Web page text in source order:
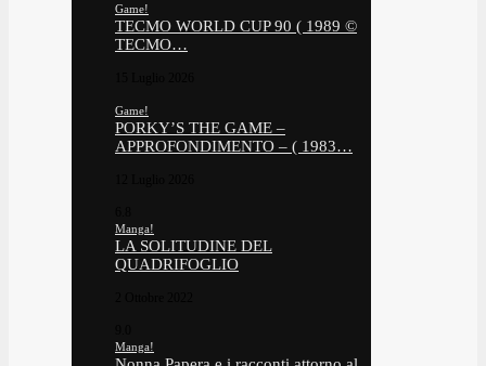
Game!
TECMO WORLD CUP 90 ( 1989 ©
TECMO…
Game!
PORKY’S THE GAME –
APPROFONDIMENTO – ( 1983…
Manga!
LA SOLITUDINE DEL
QUADRIFOGLIO
Manga!